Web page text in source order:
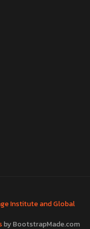
Institute and Global
by BootstrapMade.com